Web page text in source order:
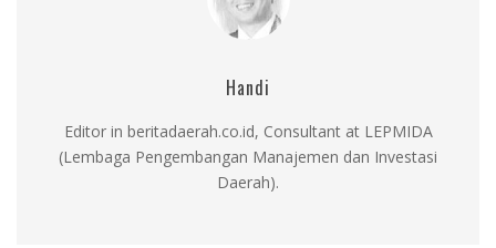
Handi
Editor in beritadaerah.co.id, Consultant at LEPMIDA
(Lembaga Pengembangan Manajemen dan Investasi
Daerah).